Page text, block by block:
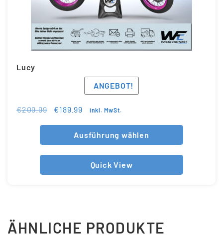
Lucy
ANGEBOT!
€209.99 €189.99 inkl. MwSt.
Ausführung wählen
Quick View
ÄHNLICHE PRODUKTE